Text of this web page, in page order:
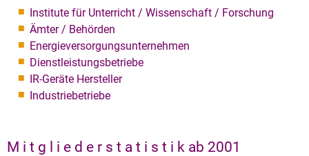
Institute für Unterricht / Wissenschaft / Forschung
Ämter / Behörden
Energieversorgungsunternehmen
Dienstleistungsbetriebe
IR-Geräte Hersteller
Industriebetriebe
M i t g l i e d e r s t a t i s t i k ab 2001